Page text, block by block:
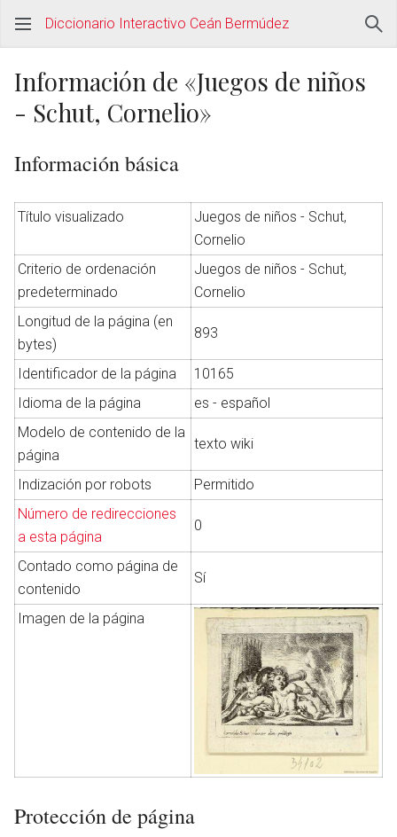
Abrir menú principal
Diccionario Interactivo Ceán Bermúdez
Información de «Juegos de niños
- Schut, Cornelio»
Información básica
Título visualizado
Juegos de niños - Schut,
Cornelio
Criterio de ordenación
predeterminado
Juegos de niños - Schut,
Cornelio
Longitud de la página (en
bytes)
893
Identificador de la página
10165
Idioma de la página
es - español
Modelo de contenido de la
página
texto wiki
Indización por robots
Permitido
Número de redirecciones
a esta página
0
Contado como página de
contenido
Sí
Imagen de la página
Protección de página